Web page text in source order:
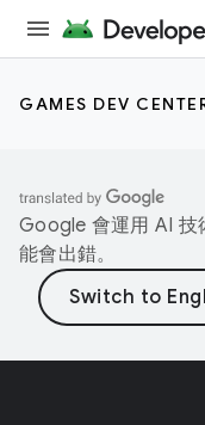
GAMES DEV
Google 會運用 AI 技
能會出錯。